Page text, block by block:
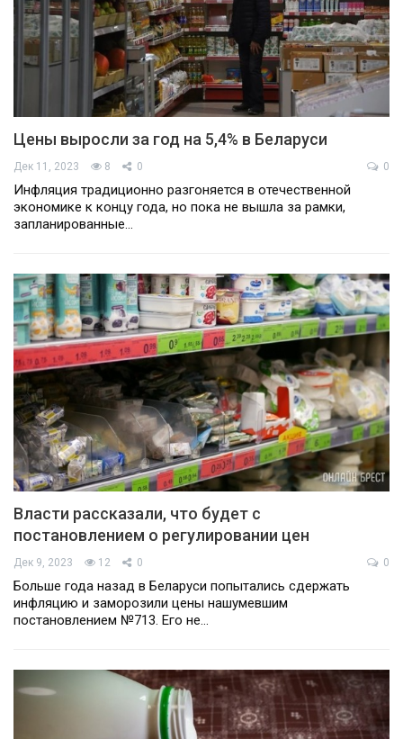
Цены выросли за год на 5,4% в Беларуси
Дек 11, 2023 8 0 0
Инфляция традиционно разгоняется в отечественной
экономике к концу года, но пока не вышла за рамки,
запланированные…
Власти рассказали, что будет с
постановлением о регулировании цен
Дек 9, 2023 12 0 0
Больше года назад в Беларуси попытались сдержать
инфляцию и заморозили цены нашумевшим
постановлением №713. Его не…